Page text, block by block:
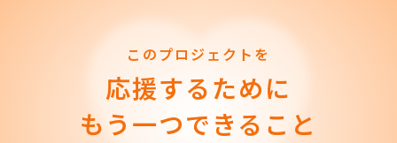
このプロジェクトを
応援するために
もう一つできること